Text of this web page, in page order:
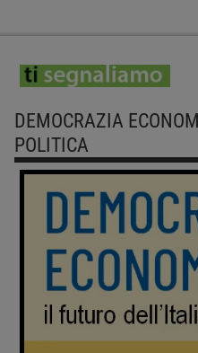
DEMOCRAZIA
POLITICA